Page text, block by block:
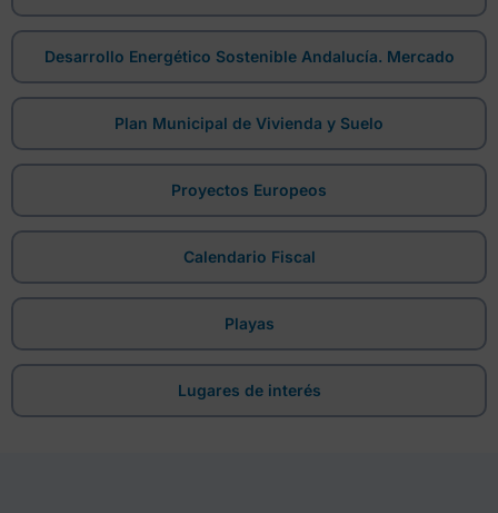
Desarrollo Energético Sostenible Andalucía. Mercado
Plan Municipal de Vivienda y Suelo
Proyectos Europeos
Calendario Fiscal
Playas
Lugares de interés